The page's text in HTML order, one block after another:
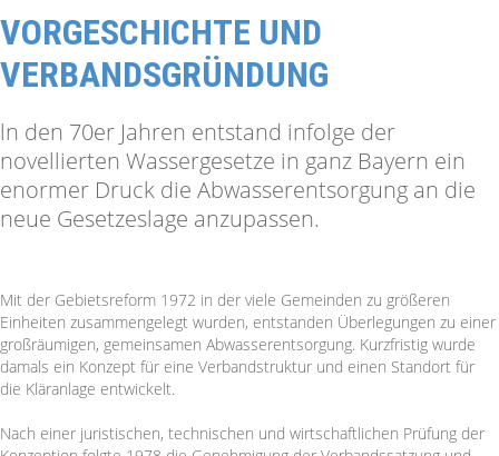
VORGESCHICHTE UND
VERBANDSGRÜNDUNG
ln den 70er Jahren entstand infolge der
novellierten Wassergesetze in ganz Bayern ein
enormer Druck die Abwasserentsorgung an die
neue Gesetzeslage anzupassen.
Mit der Gebietsreform 1972 in der viele Gemeinden zu größeren
Einheiten zusammengelegt wurden, entstanden Überlegungen zu einer
großräumigen, gemeinsamen Abwasserentsorgung. Kurzfristig wurde
damals ein Konzept für eine Verbandstruktur und einen Standort für
die Kläranlage entwickelt.
Nach einer juristischen, technischen und wirtschaftlichen Prüfung der